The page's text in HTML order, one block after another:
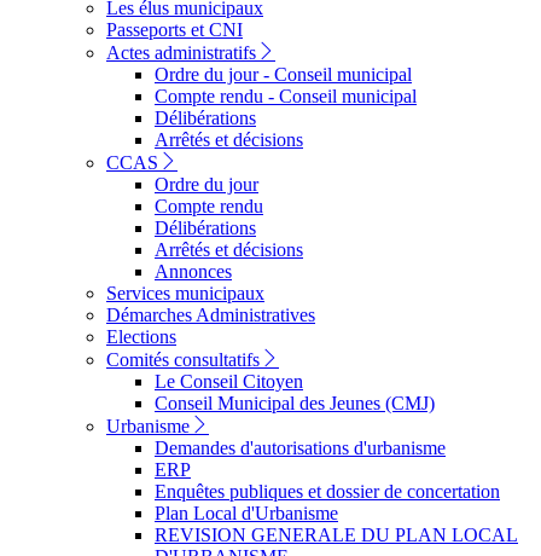
Les élus municipaux
Passeports et CNI
Actes administratifs
Ordre du jour - Conseil municipal
Compte rendu - Conseil municipal
Délibérations
Arrêtés et décisions
CCAS
Ordre du jour
Compte rendu
Délibérations
Arrêtés et décisions
Annonces
Services municipaux
Démarches Administratives
Elections
Comités consultatifs
Le Conseil Citoyen
Conseil Municipal des Jeunes (CMJ)
Urbanisme
Demandes d'autorisations d'urbanisme
ERP
Enquêtes publiques et dossier de concertation
Plan Local d'Urbanisme
REVISION GENERALE DU PLAN LOCAL